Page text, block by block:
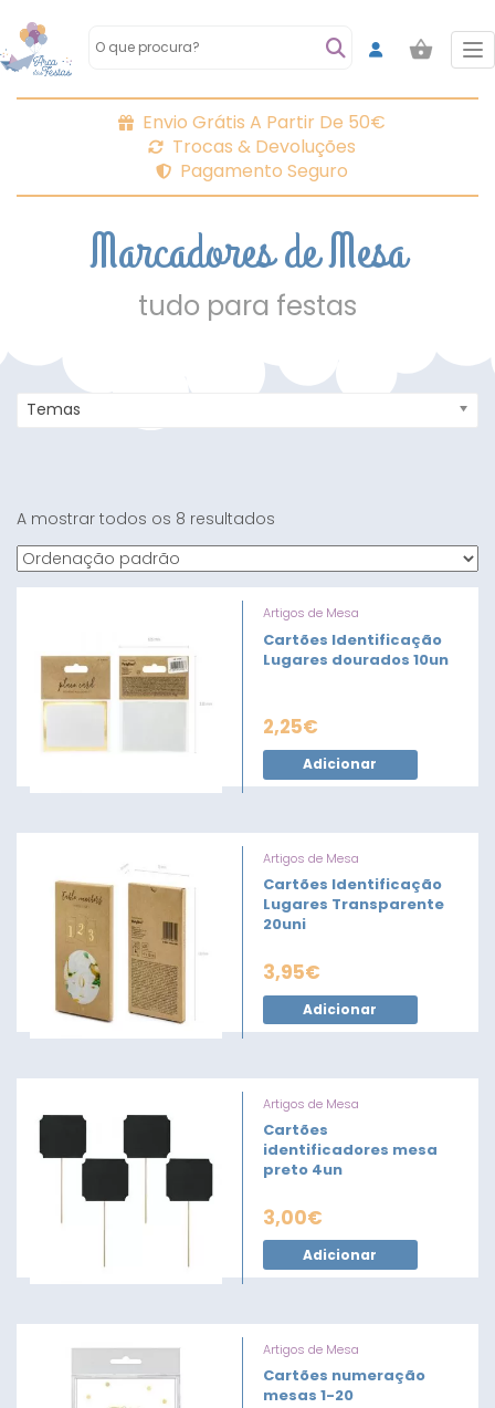
Envio Grátis A Partir De 50€
Trocas & Devoluções
Pagamento Seguro
Marcadores de Mesa
tudo para festas
Temas
A mostrar todos os 8 resultados
Artigos de Mesa
Cartões Identificação
Lugares dourados 10un
2,25€
Adicionar
Artigos de Mesa
Cartões Identificação
Lugares Transparente
20uni
3,95€
Adicionar
Artigos de Mesa
Cartões
identificadores mesa
preto 4un
3,00€
Adicionar
Artigos de Mesa
Cartões numeração
mesas 1-20